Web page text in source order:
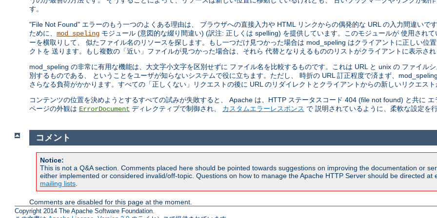
す。
"File Not Found" エラーのもう一つのよくある理由は、 ブラウザへの直接入力や HTML リンクからの偶発的な URL の入力間違いで
ために、 mod_speling モジュール (意図的な綴り間違い) (訳注: 正しくは spelling) を提供しています。このモジュールが 使用され
ーを横取りして、 似たファイル名のリソースを探します。もし一つだけ見つかった場合は mod_speling はクライアントに正しい位
クトを 送ります。もし複数の「近い」ファイルが見つかった場合は、それら 代替となりえるもののリストがクライアントに表示さ
mod_speling の非常に有用な機能は、大文字小文字を区別せずに ファイル名を比較するものです。これは URL と unix の ファイル
別するものである、 ということをユーザが知らないシステムで役に立ちます。ただし、 時折の URL 訂正程度で済まず、
さらなる負荷がかかります。すべての「正しくない」リクエストの後に URL のリダイレクトとクライアントからの新しいリクエス
コンテンツの位置を決めようとするすべての試みが失敗すると、 Apache は、HTTP ステータスコード 404 (file not found) と共に
ページの外観は ErrorDocument ディレクティブで制御され、 カスタムエラーレスポンス で 説明されているように、柔軟な設定を
コメント
Notice:
This is not a Q&A section. Comments placed here should be pointed towards suggestions on improving the documentation or
either implemented or considered invalid/off-topic. Questions on how to manage the Apache HTTP Server should be directed
mailing lists
Comments are disabled for this page at the moment.
Copyright 2014 The Apache Software Foundation.